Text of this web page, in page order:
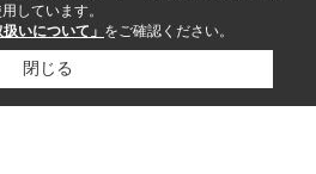
しています。
いについて」 をご確認ください。
閉じる